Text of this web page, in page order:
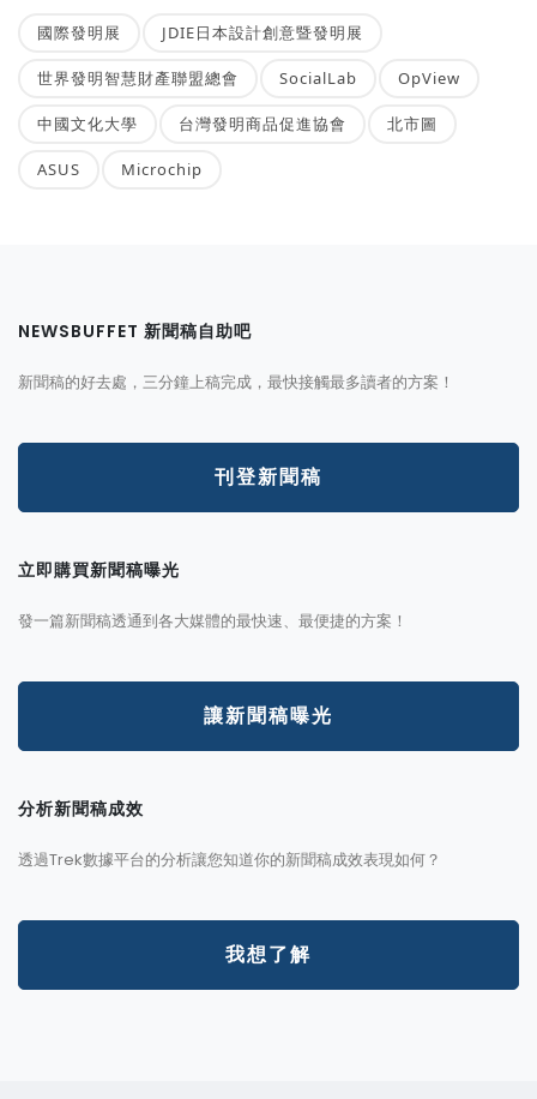
國際發明展 JDIE日本設計創意暨發明展
世界發明智慧財產聯盟總會 SocialLab OpView
中國文化大學 台灣發明商品促進協會 北市圖
ASUS Microchip
NEWSBUFFET 新聞稿自助吧
新聞稿的好去處，三分鐘上稿完成，最快接觸最多讀者的方案！
刊登新聞稿
立即購買新聞稿曝光
發一篇新聞稿透通到各大媒體的最快速、最便捷的方案！
讓新聞稿曝光
分析新聞稿成效
透過Trek數據平台的分析讓您知道你的新聞稿成效表現如何？
我想了解